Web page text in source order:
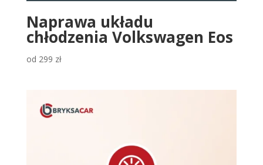
Naprawa układu
chłodzenia Volkswagen Eos
od 299 zł